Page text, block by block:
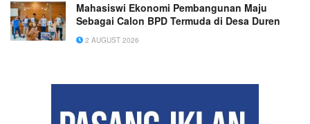
Mahasiswi Ekonomi Pembangunan Maju
Sebagai Calon BPD Termuda di Desa Duren
2 AUGUST 2026